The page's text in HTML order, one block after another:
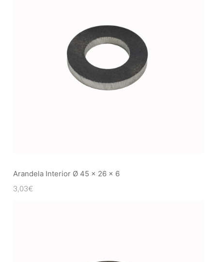
Arandela Interior Ø 45 x 26 x 6
3,03€